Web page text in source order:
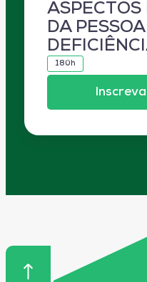
ASPECTOS
DA
180h